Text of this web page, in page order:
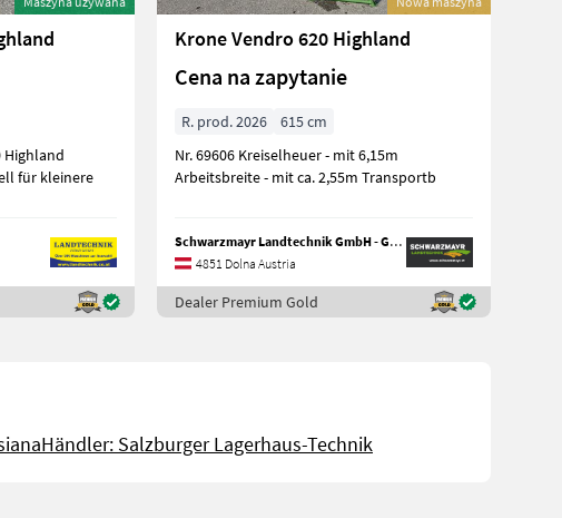
Highland
für kleinere
Krone Vendro 620 Highland
Cena na zapytanie
R. prod. 2026
615 cm
Nr. 69606 Kreiselheuer - mit 6,15m
Arbeitsbreite - mit ca. 2,55m Transportb
Schwarzmayr Landtechnik GmbH - Gampern
4851 Dolna Austria
Dealer Premium Gold
Händler: Salzburger Lagerhaus-Technik